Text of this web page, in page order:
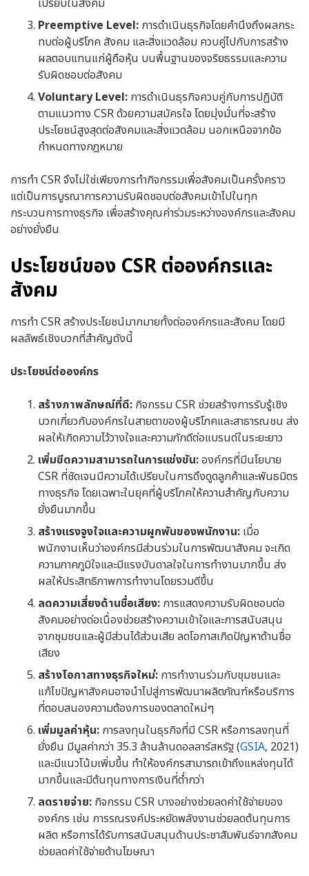
เปรียบในสังคม
Preemptive Level: การดำเนินธุรกิจโดยคำนึงถึงผลกระ
ทบต่อผู้บริโภค สังคม และสิ่งแวดล้อม ควบคู่ไปกับการสร้าง
ผลตอบแทนแก่ผู้ถือหุ้น บนพื้นฐานของจริยธรรมและความ
รับผิดชอบต่อสังคม
Voluntary Level: การดำเนินธุรกิจควบคู่กับการปฏิบัติ
ตามแนวทาง CSR ด้วยความสมัครใจ โดยมุ่งมั่นที่จะสร้าง
ประโยชน์สูงสุดต่อสังคมและสิ่งแวดล้อม นอกเหนือจากข้อ
กำหนดทางกฎหมาย
การทำ CSR จึงไม่ใช่เพียงการทำกิจกรรมเพื่อสังคมเป็นครั้งคราว
แต่เป็นการบูรณาการความรับผิดชอบต่อสังคมเข้าไปในทุก
กระบวนการทางธุรกิจ เพื่อสร้างคุณค่าร่วมระหว่างองค์กรและสังคม
อย่างยั่งยืน
ประโยชน์ของ CSR ต่อองค์กรและ
สังคม
การทำ CSR สร้างประโยชน์มากมายทั้งต่อองค์กรและสังคม โดยมี
ผลลัพธ์เชิงบวกที่สำคัญดังนี้
ประโยชน์ต่อองค์กร
สร้างภาพลักษณ์ที่ดี: กิจกรรม CSR ช่วยสร้างการรับรู้เชิง
บวกเกี่ยวกับองค์กรในสายตาของผู้บริโภคและสาธารณชน ส่ง
ผลให้เกิดความไว้วางใจและความภักดีต่อแบรนด์ในระยะยาว
เพิ่มขีดความสามารถในการแข่งขัน:องค์กรที่มีนโยบาย
CSR ที่ชัดเจนมีความได้เปรียบในการดึงดูดลูกค้าและพันธมิตร
ทางธุรกิจ โดยเฉพาะในยุคที่ผู้บริโภคให้ความสำคัญกับความ
ยั่งยืนมากขึ้น
สร้างแรงจูงใจและความผูกพันของพนักงาน: เมื่อ
พนักงานเห็นว่าองค์กรมีส่วนร่วมในการพัฒนาสังคม จะเกิด
ความภาคภูมิใจและมีแรงบันดาลใจในการทำงานมากขึ้น ส่ง
ผลให้ประสิทธิภาพการทำงานโดยรวมดีขึ้น
ลดความเสี่ยงด้านชื่อเสียง: การแสดงความรับผิดชอบต่อ
สังคมอย่างต่อเนื่องช่วยสร้างความเข้าใจและการสนับสนุน
จากชุมชนและผู้มีส่วนได้ส่วนเสีย ลดโอกาสเกิดปัญหาด้านชื่อ
เสียง
สร้างโอกาสทางธุรกิจใหม่: การทำงานร่วมกับชุมชนและ
แก้ไขปัญหาสังคมอาจนำไปสู่การพัฒนาผลิตภัณฑ์หรือบริการ
ที่ตอบสนองความต้องการของตลาดใหม่ๆ
เพิ่มมูลค่าหุ้น: การลงทุนในธุรกิจที่มี CSR หรือการลงทุนที่
ยั่งยืน มีมูลค่ากว่า 35.3 ล้านล้านดอลลาร์สหรัฐ(GSIA, 2021)
และมีแนวโน้มเพิ่มขึ้น ทำให้องค์กรสามารถเข้าถึงแหล่งทุนได้
มากขึ้นและมีต้นทุนทางการเงินที่ต่ำกว่า
ลดรายจ่าย: กิจกรรม CSR บางอย่างช่วยลดค่าใช้จ่ายของ
องค์กร เช่น การรณรงค์ประหยัดพลังงานช่วยลดต้นทุนการ
ผลิต หรือการได้รับการสนับสนุนด้านประชาสัมพันธ์จากสังคม
ช่วยลดค่าใช้จ่ายด้านโฆษณา